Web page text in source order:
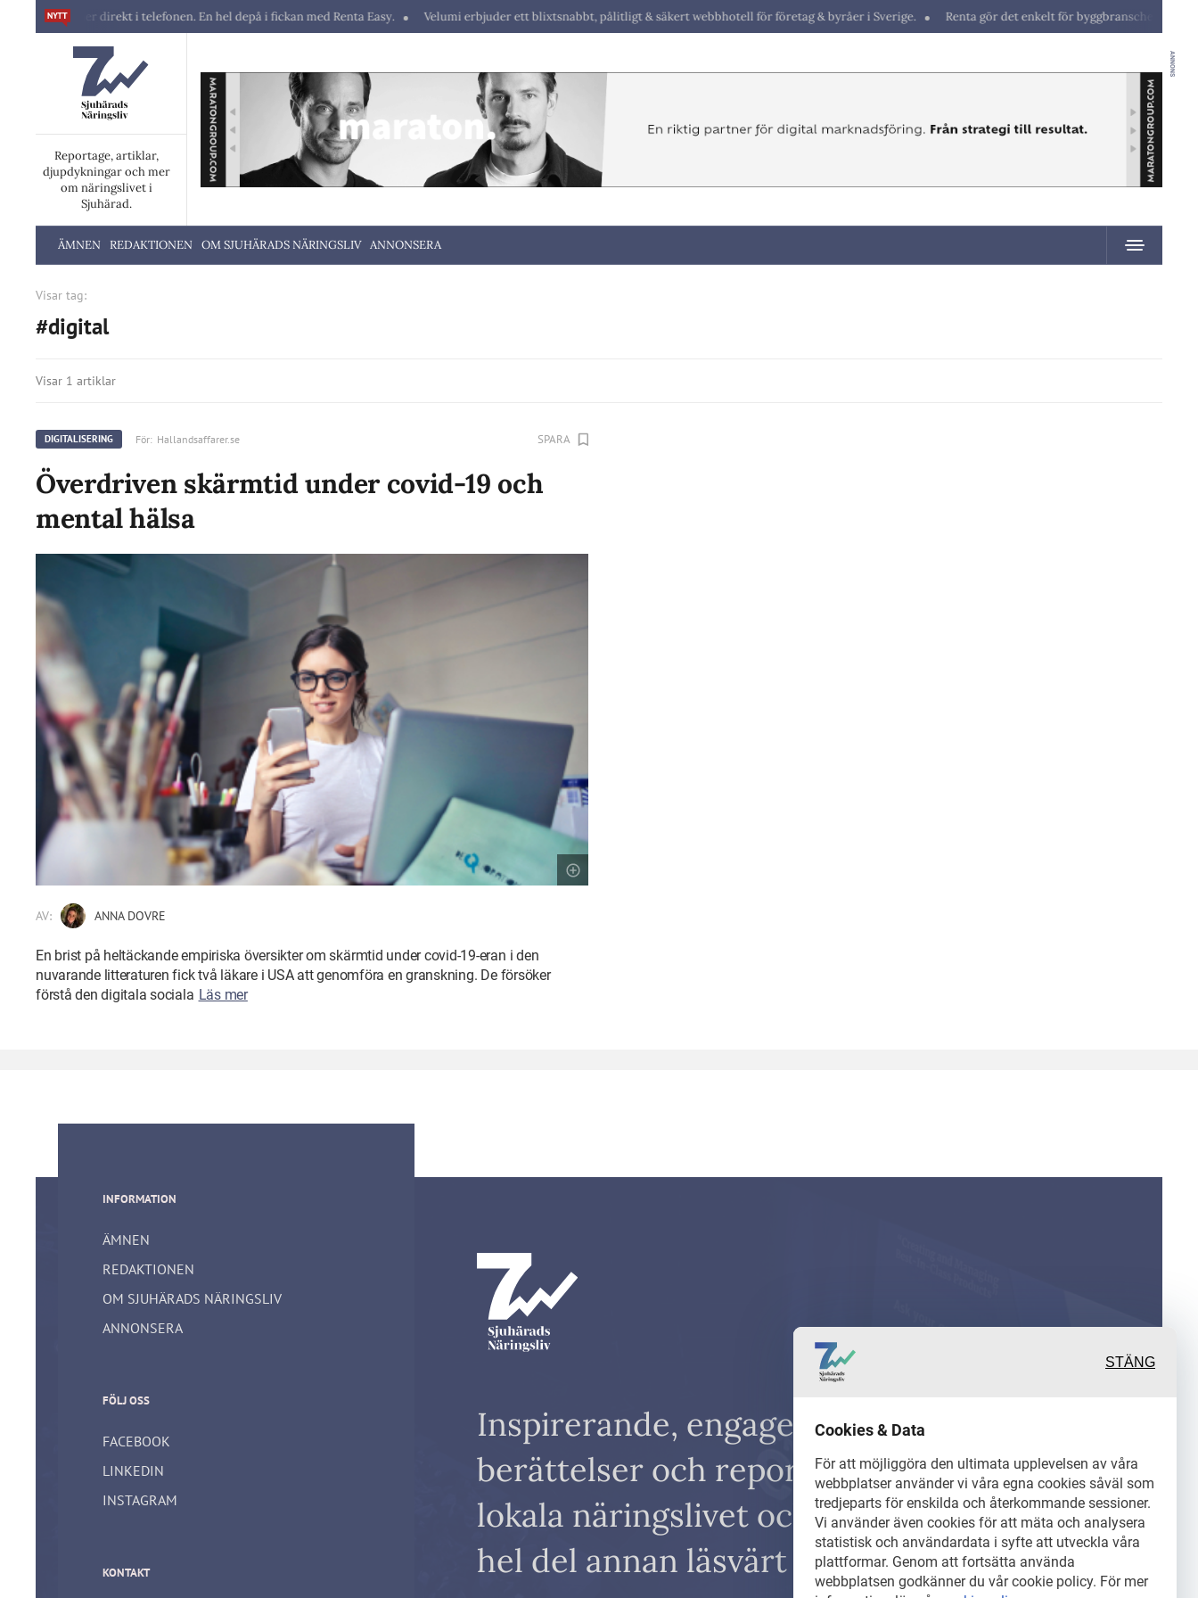
direkt i telefonen. En hel depå i fickan med Renta Easy. Velumi erbjuder ett blixtsnabbt, pålitligt & säkert webbhotell för företag & byråer i Sverige. Renta gör det enkelt för byggbranschen att hyra
Reportage, artiklar,
djupdykningar och mer
om näringslivet i
Sjuhärad.
ANNONS
ÄMNEN REDAKTIONEN OM SJUHÄRADS NÄRINGSLIV ANNONSERA
Visar tag:
#digital
Visar 1 artiklar
DIGITALISERING För: Hallandsaffarer.se SPARA
Överdriven skärmtid under covid-19 och
mental hälsa
AV: ANNA DOVRE
En brist på heltäckande empiriska översikter om skärmtid under covid-19-eran i den
nuvarande litteraturen fick två läkare i USA att genomföra en granskning. De försöker
förstå den digitala sociala Läs mer
INFORMATION
ÄMNEN
REDAKTIONEN
OM SJUHÄRADS NÄRINGSLIV
ANNONSERA
FÖLJ OSS
FACEBOOK
LINKEDIN
INSTAGRAM
KONTAKT
Inspirerande, engagerande och värdefulla
berättelser och reportage från och om det
lokala näringslivet och dess aktörer samt en
hel del annan läsvärt innehåll.
STÄNG
Cookies & Data
För att möjliggöra den ultimata upplevelsen av våra
webbplatser använder vi våra egna cookies såväl som
tredjeparts för enskilda och återkommande sessioner.
Vi använder även cookies för att mäta och analysera
statistisk och användardata i syfte att utveckla våra
plattformar. Genom att fortsätta använda
webbplatsen godkänner du vår cookie policy. För mer